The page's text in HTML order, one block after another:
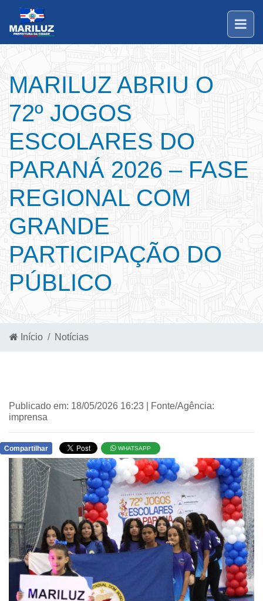
MARILUZ ABRIU O
72º JOGOS
ESCOLARES DO
PARANÁ 2026 – FASE
REGIONAL COM
GRANDE
PARTICIPAÇÃO DO
PÚBLICO
Início Notícias
Publicado em: 18/05/2026 16:23 | Fonte/Agência:
imprensa
Compartilhar WHATSAPP